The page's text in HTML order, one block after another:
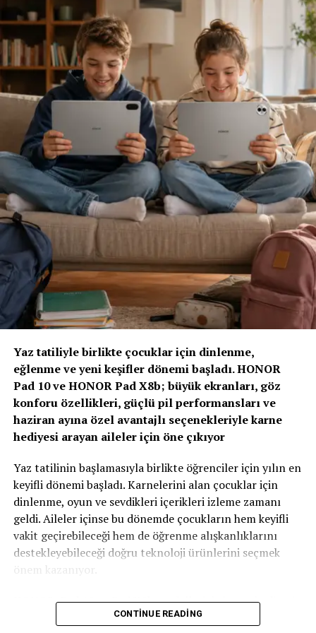
rekabet; müşteriyi ve acenteyi daha iyi anlamak, riskleri
daha doğru değerlendirmek üzerine kurulmalıdır.”
Sigortacılığı sezonluk indirim odaklı yapıdan
uzaklaştırmak gerektiğini ifade edenÖlken,sözlerine
şöyle devam etti: “Toplam maliyetleri düşüren,
verimliliği artıran ve müşterilerimize daha erişilebilir
çözümler sunan bir sektör yapısına ihtiyacımız var. Bu
yüzden sektör olarak fabrika ayarlarımıza dönmeliyiz.
Bizim fabrika ayarlarımız; müşteriyi anlamakla başlar,
riski doğru değerlendirmekle, acenteyi güçlendirmekle
ve sürdürülebilir fiyatlama disipliniyle şekillenir. AXA
Türkiye olarak Empati Güvencesi yaklaşımımızı önleyici
sigortacılık anlayışıyla birleştiriyor, Adaptif Sigortacılık
2030 vizyonumuzla geleceğe hazırlanıyoruz. Çünkü
gelecekte değer yaratacak olan, yalnızca gerçekleşen
kayıpları karşılayan değil; hayatı koruyan, riskleri
öngören ve dayanıklılığı artıran sigortacılık modelidir.”
“Yapay Zeka ve Veri, Yeni Dönemin Belirleyicileri
Zirvenin dijitalleşme ve veri odaklı müşteri yönetimi
başlıklı oturumlarında, yapay zeka ve büyük verinin
sigortacılıkta karar alma süreçlerindeki etkisi ele alındı.
AXA Türkiye Satış, Kurumsal İletişim ve Sağlık
Başkanı Sanem Çıngay Buçukoğlu: “Önümüzdeki
daha anlamlı müşteri deneyimlerine dönüştürebilmek
olacak. Yapay zeka bize güçlü araçlar sunuyor; ancak
müşteri güvenini inşa eden temel değerler hâlâ şeffaflık,
tutarlılık ve uzun vadeli ilişki kurabilme becerisidir.
Teknolojinin sağladığı hız ve verimliliği, “Empati
Güvencesi” yaklaşımımızı da arkamıza alarak
Sigortacılığın tarihsel olarak her zaman veri odaklı bir
Yaz tatiliyle birlikte çocuklar için dinlenme,
eğlenme ve yeni keşifler dönemi başladı. HONOR
Pad 10 ve HONOR Pad X8b; büyük ekranları, göz
konforu özellikleri, güçlü pil performansları ve
haziran ayına özel avantajlı seçenekleriyle karne
hediyesi arayan aileler için öne çıkıyor
Yaz tatilinin başlamasıyla birlikte öğrenciler için yılın en
keyifli dönemi başladı. Karnelerini alan çocuklar için
dinlenme, oyun ve sevdikleri içerikleri izleme zamanı
geldi. Aileler içinse bu dönemde çocukların hem keyifli
vakit geçirebileceği hem de öğrenme alışkanlıklarını
destekleyebileceği doğru teknoloji ürünlerini seçmek
önem kazanıyor.
HONOR, Pad 10 ve Pad X8b modelleriyle karne hediyesi
arayan ailelere özel kampanyalarla güçlü tablet
CONTINUE READING